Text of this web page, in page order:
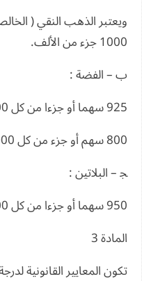
1000 جزء من الألف.
ب – الفضة :
925 سهما أو جزءا من كل 1000جزء.
800 سهم أو جزء من كل 1000 جزء.
ﺠ – البلاتين :
950 سهما أو جزءا من كل 1000 جزء.
المادة 3
تكون المعايير القانونية